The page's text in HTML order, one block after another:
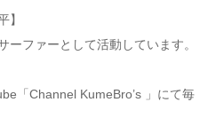
】
ーファーとして活動しています。
「Channel KumeBro’s 」にて毎